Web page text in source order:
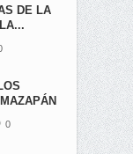
DE LA
0